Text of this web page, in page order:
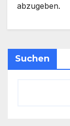
abzugeben.
Suchen